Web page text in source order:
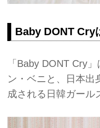
Baby DONT Cry
「Baby DONT Cry
ン・ベニと、日本出
成される日韓ガール